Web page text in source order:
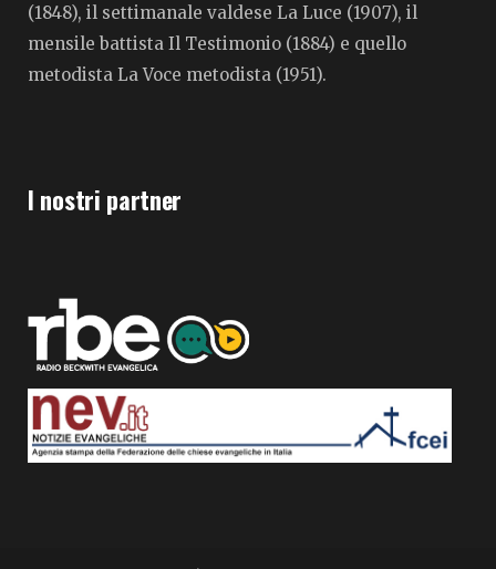
(1848), il settimanale valdese La Luce (1907), il
mensile battista Il Testimonio (1884) e quello
metodista La Voce metodista (1951).
I nostri partner